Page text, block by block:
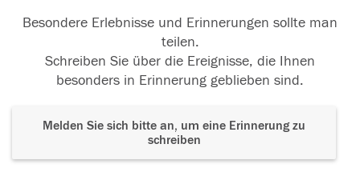
Besondere Erlebnisse und Erinnerungen sollte man
teilen.
Schreiben Sie über die Ereignisse, die Ihnen
besonders in Erinnerung geblieben sind.
Melden Sie sich bitte an, um eine Erinnerung zu
schreiben